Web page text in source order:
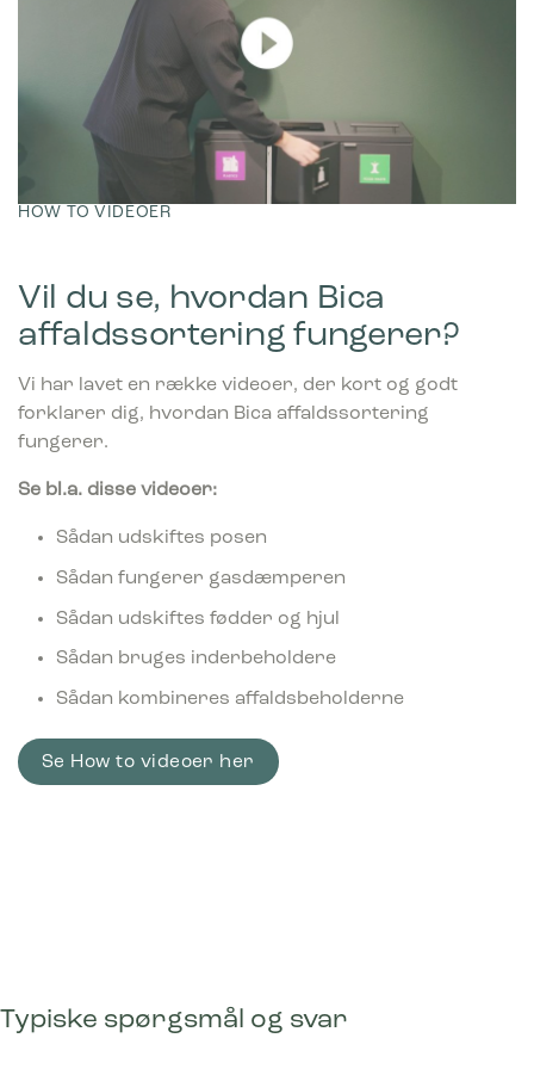
Marketing cookies bruges til at spore brugere på tværs af
websites. Hensigten er at vise annoncer, der er relevante og
engagerende for den enkelte bruger, og dermed mere
værdifulde for udgivere og tredjeparts-annoncører.
HOW TO VIDEOER
Vil du se, hvordan Bica
affaldssortering fungerer?
Vi har lavet en række videoer, der kort og godt
forklarer dig, hvordan Bica affaldssortering
fungerer.
Se bl.a. disse videoer:
Sådan udskiftes posen
Sådan fungerer gasdæmperen
Sådan udskiftes fødder og hjul
Sådan bruges inderbeholdere
Sådan kombineres affaldsbeholderne
Se How to videoer her
Typiske spørgsmål og svar